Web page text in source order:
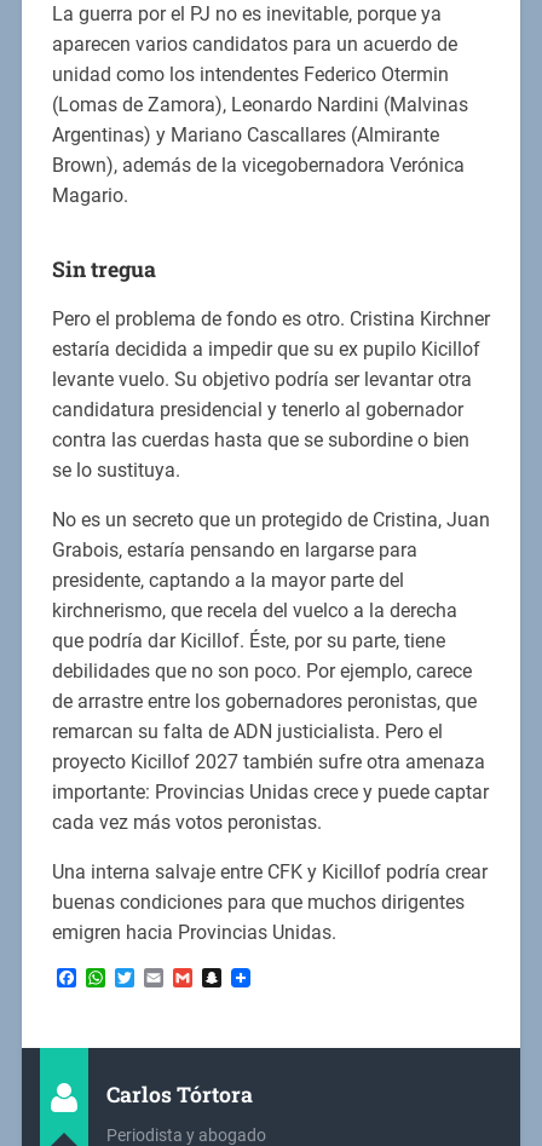
La guerra por el PJ no es inevitable, porque ya
aparecen varios candidatos para un acuerdo de
unidad como los intendentes Federico Otermin
(Lomas de Zamora), Leonardo Nardini (Malvinas
Argentinas) y Mariano Cascallares (Almirante
Brown), además de la vicegobernadora Verónica
Magario.
Sin tregua
Pero el problema de fondo es otro. Cristina Kirchner
estaría decidida a impedir que su ex pupilo Kicillof
levante vuelo. Su objetivo podría ser levantar otra
candidatura presidencial y tenerlo al gobernador
contra las cuerdas hasta que se subordine o bien
se lo sustituya.
No es un secreto que un protegido de Cristina, Juan
Grabois, estaría pensando en largarse para
presidente, captando a la mayor parte del
kirchnerismo, que recela del vuelco a la derecha
que podría dar Kicillof. Éste, por su parte, tiene
debilidades que no son poco. Por ejemplo, carece
de arrastre entre los gobernadores peronistas, que
remarcan su falta de ADN justicialista. Pero el
proyecto Kicillof 2027 también sufre otra amenaza
importante: Provincias Unidas crece y puede captar
cada vez más votos peronistas.
Una interna salvaje entre CFK y Kicillof podría crear
buenas condiciones para que muchos dirigentes
emigren hacia Provincias Unidas.
Facebook
WhatsApp
Twitter
EmailGmailSnapchat
Carlos Tórtora
Periodista y abogado